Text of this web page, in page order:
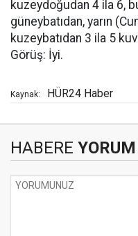
kuzeydoğudan 4 ila 6,
güneybatıdan, yarın
kuzeybatıdan 3 ila 5
Görüş: İyi.
Kaynak: HÜR24 Haber
HABERE